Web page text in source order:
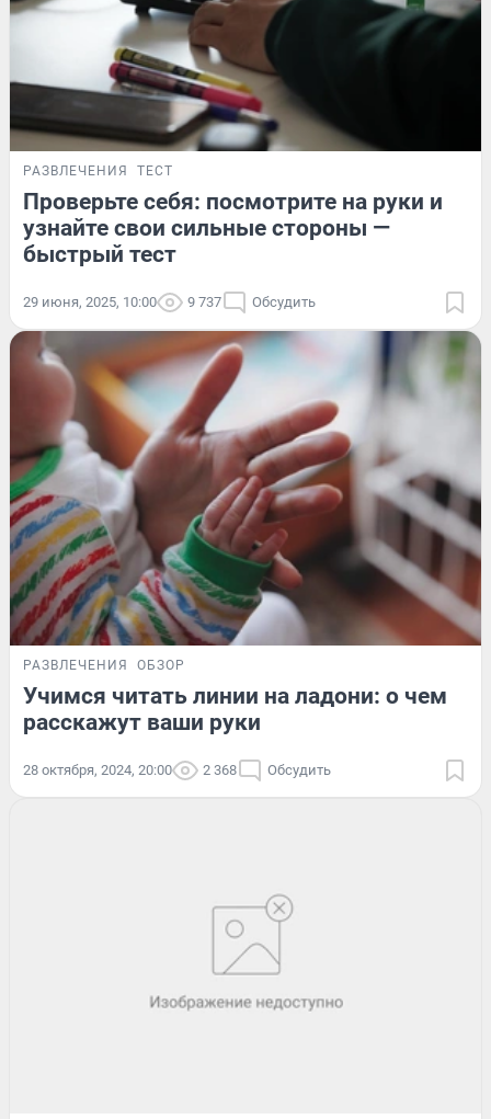
РАЗВЛЕЧЕНИЯ ТЕСТ
Проверьте себя: посмотрите на руки и
узнайте свои сильные стороны —
быстрый тест
29 июня, 2025, 10:00 9 737 Обсудить
РАЗВЛЕЧЕНИЯ ОБЗОР
Учимся читать линии на ладони: о чем
расскажут ваши руки
28 октября, 2024, 20:00 2 368 Обсудить